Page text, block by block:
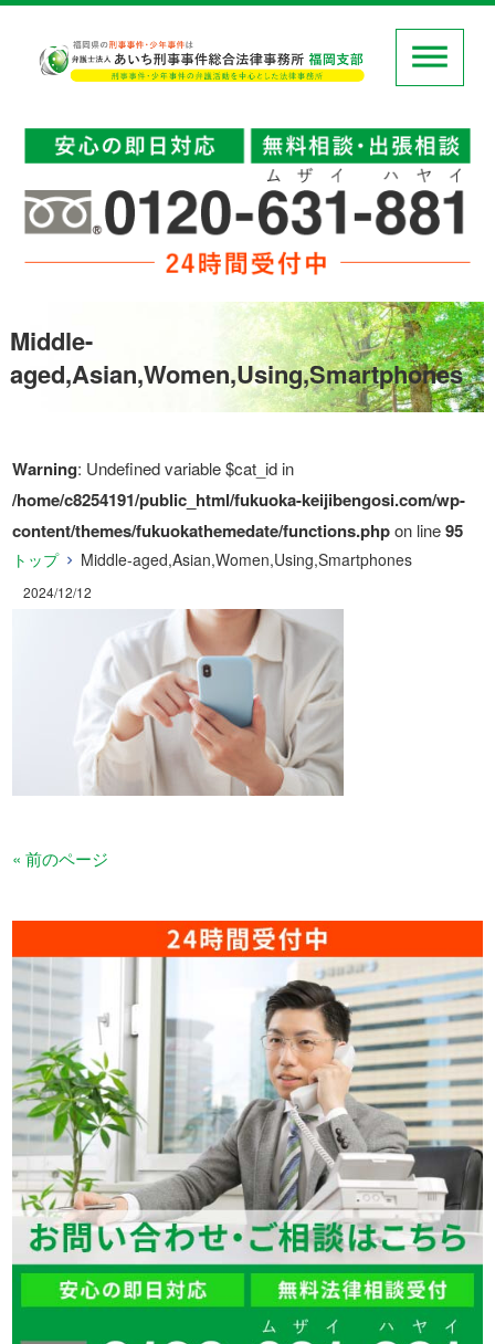
Middle-
aged,Asian,Women,Using,Smartphones
Warning: Undefined variable $cat_id in
/home/c8254191/public_html/fukuoka-keijibengosi.com/wp-
content/themes/fukuokathemedate/functions.phpon line95
トップ Middle-aged,Asian,Women,Using,Smartphones
2024/12/12
« 前のページ